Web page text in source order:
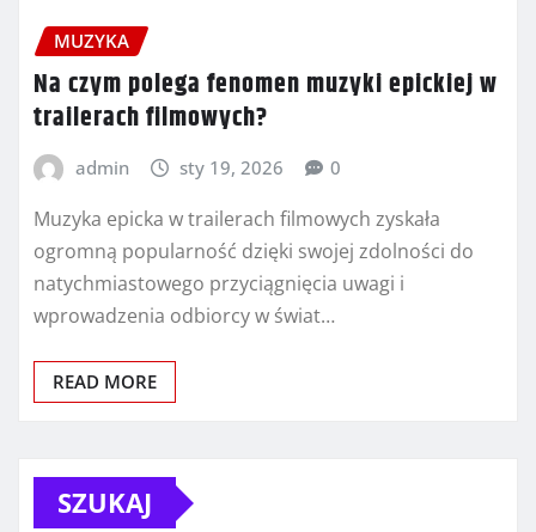
MUZYKA
Na czym polega fenomen muzyki epickiej w
trailerach filmowych?
admin sty 19, 2026 0
Muzyka epicka w trailerach filmowych zyskała
ogromną popularność dzięki swojej zdolności do
natychmiastowego przyciągnięcia uwagi i
wprowadzenia odbiorcy w świat…
READ MORE
SZUKAJ